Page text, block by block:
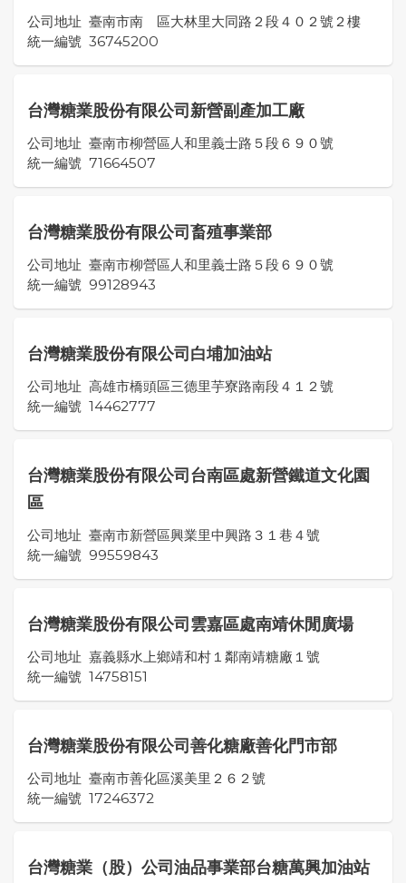
公司地址 臺南市南 區大林里大同路２段４０２號２樓
統一編號 36745200
台灣糖業股份有限公司新營副產加工廠
公司地址 臺南市柳營區人和里義士路５段６９０號
統一編號 71664507
台灣糖業股份有限公司畜殖事業部
公司地址 臺南市柳營區人和里義士路５段６９０號
統一編號 99128943
台灣糖業股份有限公司白埔加油站
公司地址 高雄市橋頭區三德里芋寮路南段４１２號
統一編號 14462777
台灣糖業股份有限公司台南區處新營鐵道文化園
區
公司地址 臺南市新營區興業里中興路３１巷４號
統一編號 99559843
台灣糖業股份有限公司雲嘉區處南靖休閒廣場
公司地址 嘉義縣水上鄉靖和村１鄰南靖糖廠１號
統一編號 14758151
台灣糖業股份有限公司善化糖廠善化門市部
公司地址 臺南市善化區溪美里２６２號
統一編號 17246372
台灣糖業（股）公司油品事業部台糖萬興加油站